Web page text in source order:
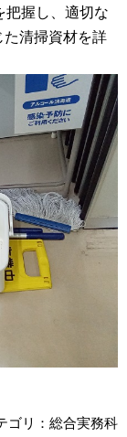
把握し、適切な
清掃資材を詳
ゴリ：総合実務科